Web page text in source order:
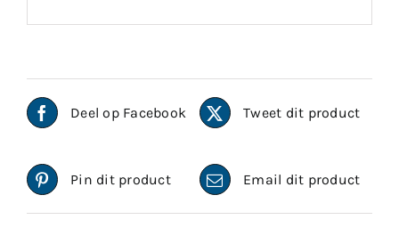
Deel op Facebook Tweet dit product
Pin dit product Email dit product